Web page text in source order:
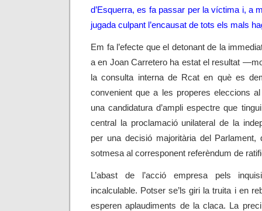
d’Esquerra, es fa passar per la víctima i, a
jugada culpant l’encausat de tots els mals
Em fa l’efecte que el detonant de la
a en Joan Carretero ha estat el resultat —
la consulta interna de Rcat en què es
convenient que a les properes eleccions al
una candidatura d’ampli espectre que
central la proclamació unilateral de la
per una decisió majoritària del Parlament,
sotmesa al corresponent referèndum de
L’abast de l’acció empresa pels
incalculable. Potser se’ls giri la truita i en
esperen aplaudiments de la claca. La